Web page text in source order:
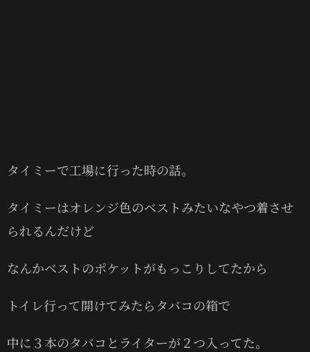
タイミーで工場に行った時の話。
タイミーはオレンジ色のベストみたいなやつ着させ
られるんだけど
なんかベストのポケットがもっこりしてたから
トイレ行って開けてみたらタバコの箱で
中に３本のタバコとライターが２つ入ってた。